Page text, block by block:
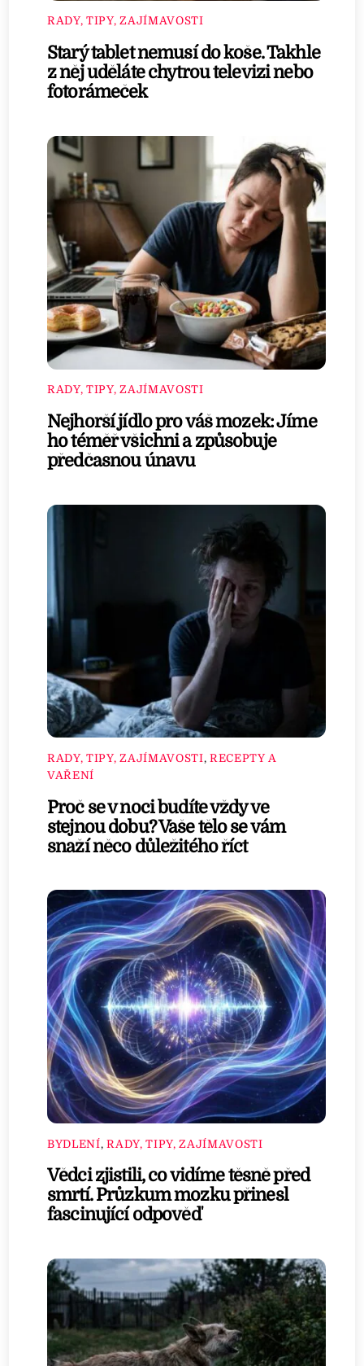
RADY, TIPY, ZAJÍMAVOSTI
Starý tablet nemusí do koše. Takhle
z něj uděláte chytrou televizi nebo
fotorámeček
RADY, TIPY, ZAJÍMAVOSTI
Nejhorší jídlo pro váš mozek: Jíme
ho téměř všichni a způsobuje
předčasnou únavu
RADY, TIPY, ZAJÍMAVOSTI, RECEPTY A
VAŘENÍ
Proč se v noci budíte vždy ve
stejnou dobu? Vaše tělo se vám
snaží něco důležitého říct
BYDLENÍ,RADY, TIPY, ZAJÍMAVOSTI
Vědci zjistili, co vidíme těsně před
smrtí. Průzkum mozku přinesl
fascinující odpověď